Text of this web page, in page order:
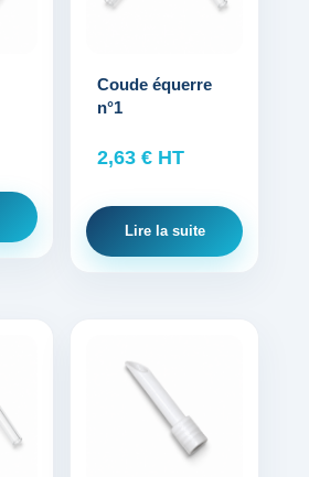
Coude équerre
n°1
2,63€ HT
Lire la suite